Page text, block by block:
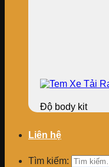
Độ body kit
Liên hệ
Tìm kiếm: